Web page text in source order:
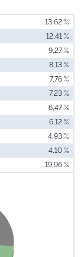
13,62 %
12,41 %
9,27 %
8,13 %
7,76 %
7,23 %
6,47 %
6,12 %
4,93 %
4,10 %
19,96 %